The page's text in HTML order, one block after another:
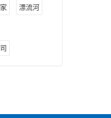
漂流河